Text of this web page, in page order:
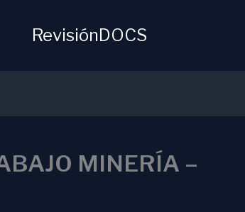
RevisiónDOCS
MINERÍA –